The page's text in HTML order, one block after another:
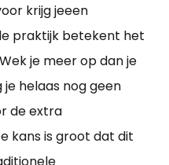
krijg jeeen
praktijk betekent het
je meer op dan je
helaas nog geen
de extra
kans is groot dat dit